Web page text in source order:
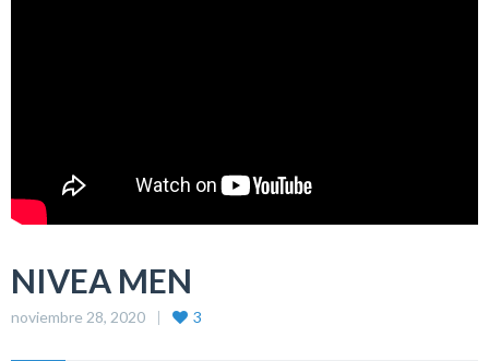
NIVEA MEN
noviembre 28, 2020 3